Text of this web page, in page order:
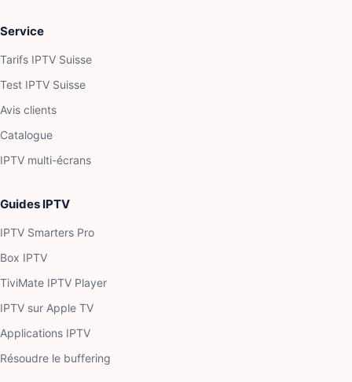
Service
Tarifs IPTV Suisse
Test IPTV Suisse
Avis clients
Catalogue
IPTV multi-écrans
Guides IPTV
IPTV Smarters Pro
Box IPTV
TiviMate IPTV Player
IPTV sur Apple TV
Applications IPTV
Résoudre le buffering